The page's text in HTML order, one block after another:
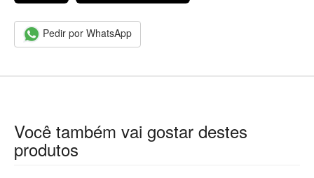
Pedir por WhatsApp
Você também vai gostar destes
produtos